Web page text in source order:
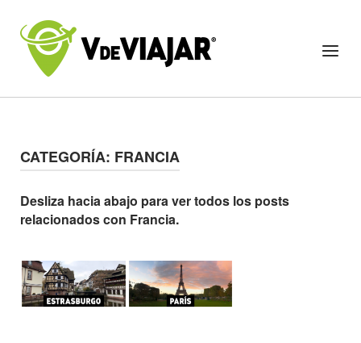
content
Home
Menu
CATEGORÍA: FRANCIA
Desliza hacia abajo para ver todos los posts
relacionados con Francia.